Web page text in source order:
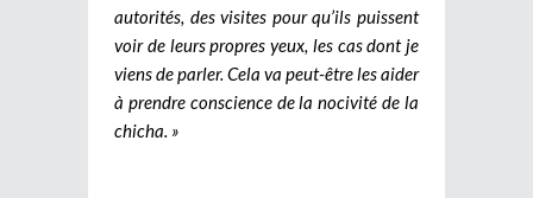
autorités, des visites pour qu’ils puissent
voir de leurs propres yeux, les cas dont je
viens de parler. Cela va peut-être les aider
à prendre conscience de la nocivité de la
chicha. »